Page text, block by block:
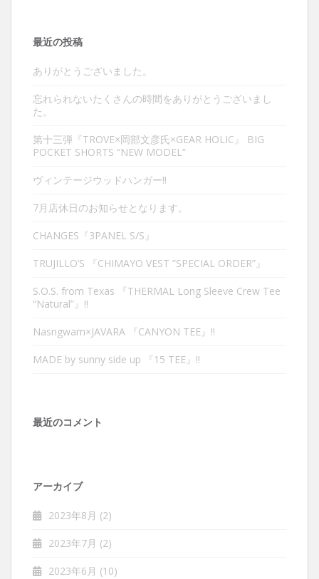
最近の投稿
ありがとうございました。
忘れられないたくさんの時間をありがとうございまし
た。
第十三弾『TROVE×岡部文彦氏×GEAR HOLIC』 BIG
POCKET SHORTS “NEW MODEL”
ヴィンテージウッドハンガー‼︎
7月店休日のお知らせとなります。
CHANGES『3PANEL S/S』
TRUJILLO’S 『CHIMAYO VEST “SPECIAL ORDER”』
S.O.S. from Texas 『THERMAL Long Sleeve Crew Tee
“Natural”』‼︎
Nasngwam×JAVARA 『CANYON TEE』‼︎
MADE by sunny side up 『15 TEE』‼︎
最近のコメント
アーカイブ
2023年8月 (2)
2023年7月 (2)
2023年6月 (10)